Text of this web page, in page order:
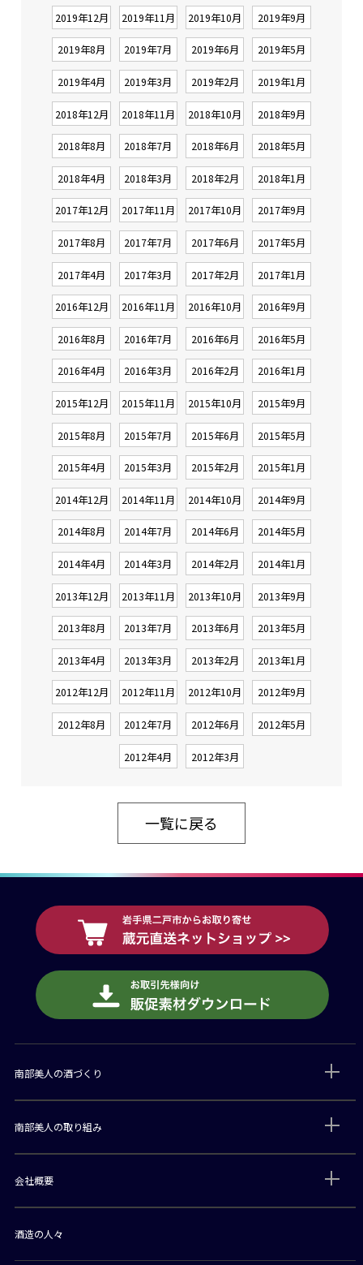
2019年12月 2019年11月 2019年10月 2019年9月
2019年8月 2019年7月 2019年6月 2019年5月
2019年4月 2019年3月 2019年2月 2019年1月
2018年12月 2018年11月 2018年10月 2018年9月
2018年8月 2018年7月 2018年6月 2018年5月
2018年4月 2018年3月 2018年2月 2018年1月
2017年12月 2017年11月 2017年10月 2017年9月
2017年8月 2017年7月 2017年6月 2017年5月
2017年4月 2017年3月 2017年2月 2017年1月
2016年12月 2016年11月 2016年10月 2016年9月
2016年8月 2016年7月 2016年6月 2016年5月
2016年4月 2016年3月 2016年2月 2016年1月
2015年12月 2015年11月 2015年10月 2015年9月
2015年8月 2015年7月 2015年6月 2015年5月
2015年4月 2015年3月 2015年2月 2015年1月
2014年12月 2014年11月 2014年10月 2014年9月
2014年8月 2014年7月 2014年6月 2014年5月
2014年4月 2014年3月 2014年2月 2014年1月
2013年12月 2013年11月 2013年10月 2013年9月
2013年8月 2013年7月 2013年6月 2013年5月
2013年4月 2013年3月 2013年2月 2013年1月
2012年12月 2012年11月 2012年10月 2012年9月
2012年8月 2012年7月 2012年6月 2012年5月
2012年4月 2012年3月
一覧に戻る
南部美人の酒づくり
南部美人の取り組み
会社概要
酒造の人々